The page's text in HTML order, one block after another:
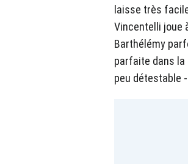
laisse très
Vincentelli joue
Barthélémy
parfaite dans la
peu détestable